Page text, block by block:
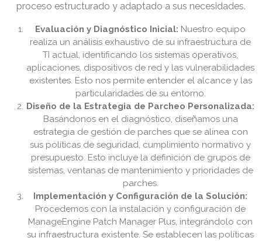
proceso estructurado y adaptado a sus necesidades.
Evaluación y Diagnóstico Inicial: Nuestro equipo
realiza un análisis exhaustivo de su infraestructura de
TI actual, identificando los sistemas operativos,
aplicaciones, dispositivos de red y las vulnerabilidades
existentes. Esto nos permite entender el alcance y las
particularidades de su entorno.
Diseño de la Estrategia de Parcheo Personalizada:
Basándonos en el diagnóstico, diseñamos una
estrategia de gestión de parches que se alinea con
sus políticas de seguridad, cumplimiento normativo y
presupuesto. Esto incluye la definición de grupos de
sistemas, ventanas de mantenimiento y prioridades de
parches.
Implementación y Configuración de la Solución:
Procedemos con la instalación y configuración de
ManageEngine Patch Manager Plus, integrándolo con
su infraestructura existente. Se establecen las políticas